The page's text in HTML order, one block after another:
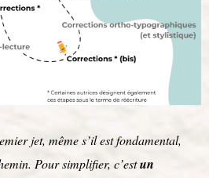
jet, même s’il est fondamental,
Pour simplifier, c’estun